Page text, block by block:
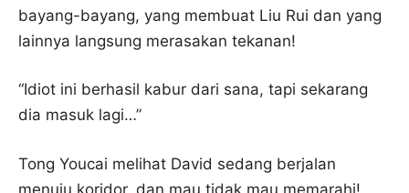
bayang-bayang, yang membuat Liu Rui dan yang
lainnya langsung merasakan tekanan!
“Idiot ini berhasil kabur dari sana, tapi sekarang
dia masuk lagi…”
Tong Youcai melihat David sedang berjalan
menuju koridor, dan mau tidak mau memarahi!